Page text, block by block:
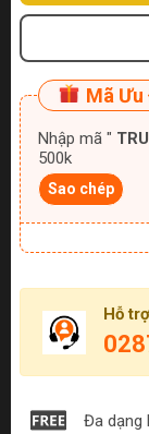
Mã Ưu
Nhập mã "
500k
Sao chép
Hỗ
Đa dạng